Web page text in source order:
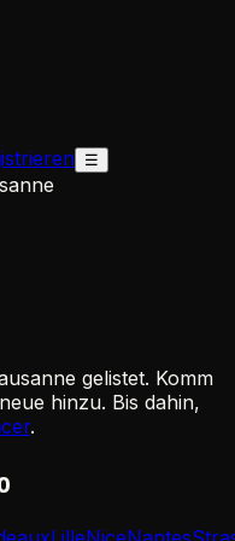
☰
gelistet. Komm
hinzu. Bis dahin,
.